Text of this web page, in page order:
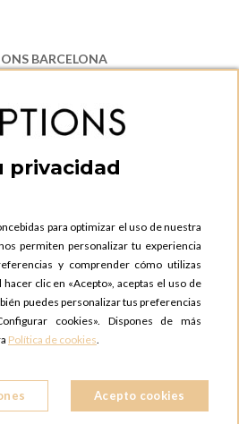
BARCELONA
de Moguda, Barcelona
ESPAñA
+34 935 724 041
SHOWROOM
ESPAñA
+34 935 724 041
MADRID
Emilio Cándido, 6,
de Henares, Madrid
ESPAñA
SHOWROOM
privacidad
para optimizar el uso de nuestra
permiten personalizar tu experiencia
y comprender cómo utilizas
hacer clic en «Acepto», aceptas el uso de
puedes personalizar tus preferencias
cookies». Dispones de más
Política de cookies.
Acepto cookies